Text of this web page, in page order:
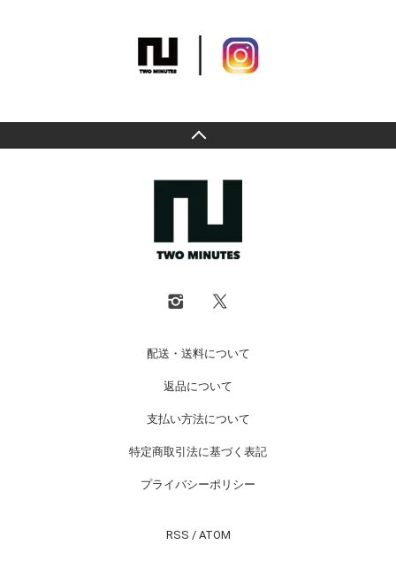
配送・送料について
返品について
支払い方法について
特定商取引法に基づく表記
プライバシーポリシー
RSS / ATOM